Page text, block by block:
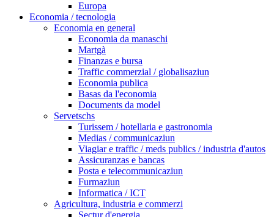
Europa
Economia / tecnologia
Economia en general
Economia da manaschi
Martgà
Finanzas e bursa
Traffic commerzial / globalisaziun
Economia publica
Basas da l'economia
Documents da model
Servetschs
Turissem / hotellaria e gastronomia
Medias / communicaziun
Viagiar e traffic / meds publics / industria d'autos
Assicuranzas e bancas
Posta e telecommunicaziun
Furmaziun
Informatica / ICT
Agricultura, industria e commerzi
Sectur d'energia